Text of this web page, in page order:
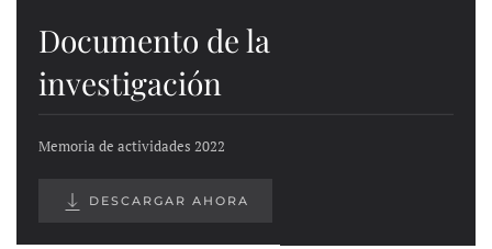
Documento de la
investigación
Memoria de actividades 2022
DESCARGAR AHORA